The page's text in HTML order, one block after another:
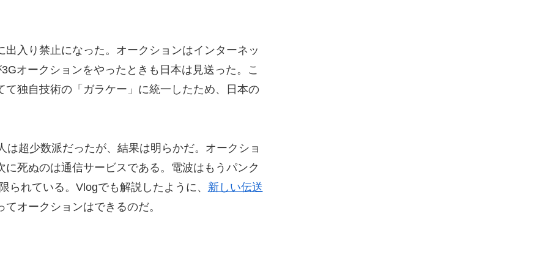
入り禁止になった。オークションはインターネッ
オークションをやったときも日本は見送った。こ
独自技術の「ガラケー」に統一したため、日本の
超少数派だったが、結果は明らかだ。オークショ
死ぬのは通信サービスである。電波はもうパンク
れている。Vlogでも解説したように、 新しい伝送
オークションはできるのだ。